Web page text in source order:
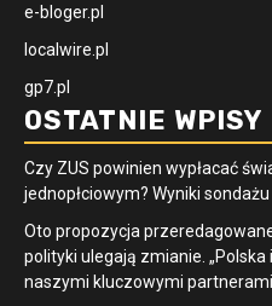
e-bloger.pl
localwire.pl
gp7.pl
OSTATNIE WPISY
Czy ZUS powinien wypłacać
jednopłciowym? Wyniki
Oto propozycja
polityki ulegają zmianie. „Polska
naszymi kluczowymi